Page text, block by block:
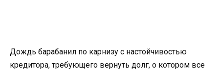
Дождь барабанил по карнизу с настойчивостью
кредитора, требующего вернуть долг, о котором все